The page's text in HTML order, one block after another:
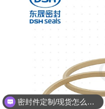
密封件定制/现货怎么报价，起订量多少？